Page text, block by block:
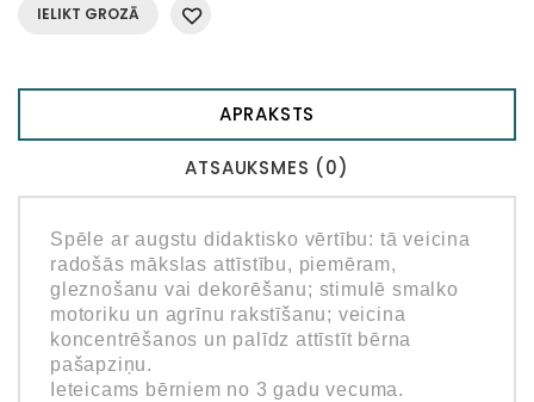
IELIKT GROZĀ
APRAKSTS
ATSAUKSMES (0)
Spēle ar augstu didaktisko vērtību: tā veicina
radošās mākslas attīstību, piemēram,
gleznošanu vai dekorēšanu; stimulē smalko
motoriku un agrīnu rakstīšanu; veicina
koncentrēšanos un palīdz attīstīt bērna
pašapziņu.
Ieteicams bērniem no 3 gadu vecuma.